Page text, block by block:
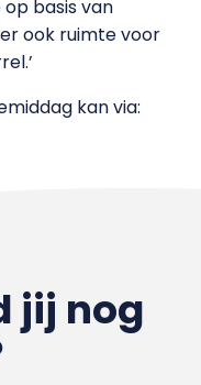
basis van
ook ruimte voor
kan via:
jij nog